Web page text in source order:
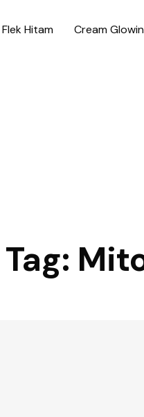
Hitam Cream
Tag: